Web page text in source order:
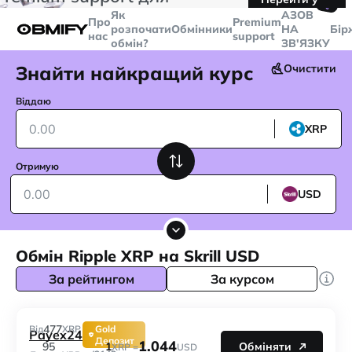
більше
Telegram
Про
нас
Як
розпочати
обмін?
ОбмінникиPremium
support
🤙
AЗОВ
НА
ЗВ'ЯЗКУ
Знайти найкращий курс Очистити
Віддаю
XRP
Отримую
USD
Обмін Ripple XRP на Skrill USD
За рейтингом За курсом
Payex24
Gold
Депозит
Від477XRP
95
1XRP =1.044USD Обміняти